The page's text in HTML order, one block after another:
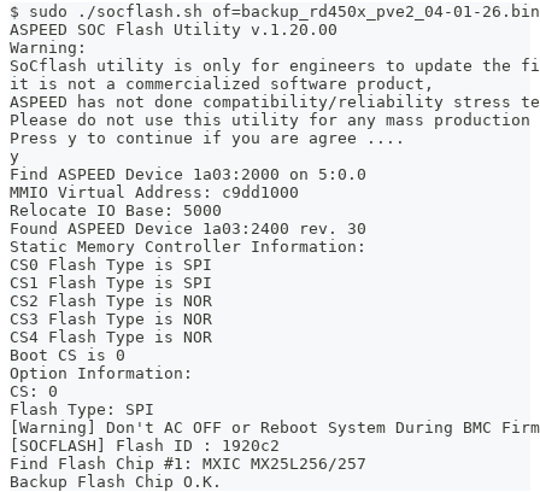
$ sudo ./socflash.sh of=backup_rd450x_pve2_04-01-26.bin
ASPEED SOC Flash Utility v.1.20.00
Warning:
SoCflash utility is only for engineers to update the
it is not a commercialized software product,
ASPEED has not done compatibility/reliability stress
Please do not use this utility for any mass production
Press y to continue if you are agree ....
y
Find ASPEED Device 1a03:2000 on 5:0.0
MMIO Virtual Address: c9dd1000
Relocate IO Base: 5000
Found ASPEED Device 1a03:2400 rev. 30
Static Memory Controller Information:
CS0 Flash Type is SPI
CS1 Flash Type is SPI
CS2 Flash Type is NOR
CS3 Flash Type is NOR
CS4 Flash Type is NOR
Boot CS is 0
Option Information:
CS: 0
Flash Type: SPI
[Warning] Don't AC OFF or Reboot System During BMC
[SOCFLASH] Flash ID : 1920c2
Find Flash Chip #1: MXIC MX25L256/257
Backup Flash Chip O.K.